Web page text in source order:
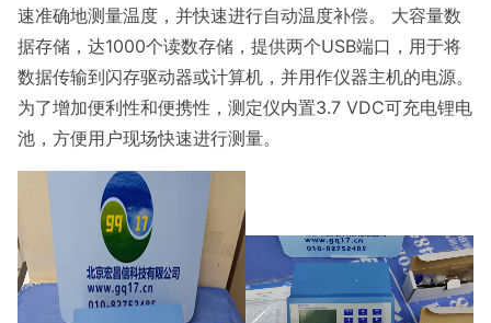
速准确地测量温度，并快速进行自动温度补偿。 大容量数
据存储，达1000个读数存储，提供两个USB端口，用于将
数据传输到闪存驱动器或计算机，并用作仪器主机的电源。
为了增加便利性和便携性，测定仪内置3.7 VDC可充电锂电
池，方便用户现场快速进行测量。